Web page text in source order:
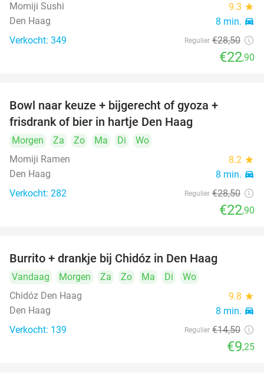
Momiji Sushi
9.3 star
Den Haag 8 min. directions_car
Verkocht: 349 Regulier €28,50
€22,90
Bowl naar keuze + bijgerecht of gyoza +
frisdrank of bier in hartje Den Haag
Morgen Za Zo Ma Di
Wo
Momiji Ramen
8.2 star
Den Haag 8 min. directions_car
Verkocht: 282 Regulier €28,50
€22,90
Burrito + drankje bij Chidóz in Den Haag
Vandaag Morgen Za Zo Ma Di
Wo
Chidóz Den Haag
9.8 star
Den Haag 8 min. directions_car
Verkocht: 139 Regulier €14,50
€9,25